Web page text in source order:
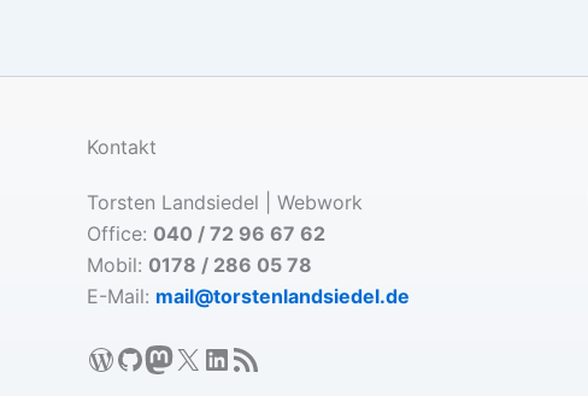
Kontakt
Torsten Landsiedel | Webwork
Office: 040 / 72 96 67 62
Mobil: 0178 / 286 05 78
E-Mail: mail@torstenlandsiedel.de
WordPress
GitHub
Mastodon
X LinkedIn
RSS-Feed